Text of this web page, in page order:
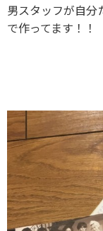
男スタッフが自分
で作ってます！！